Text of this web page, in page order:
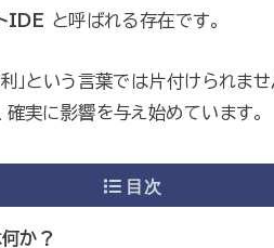
IDE と呼ばれる存在です。
」という言葉では片付けられませ
実に影響を与え始めています。
目次
か？